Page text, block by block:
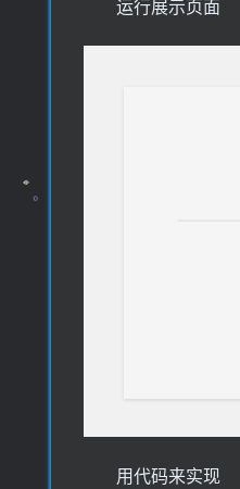
运行展示页面
用代码来实现